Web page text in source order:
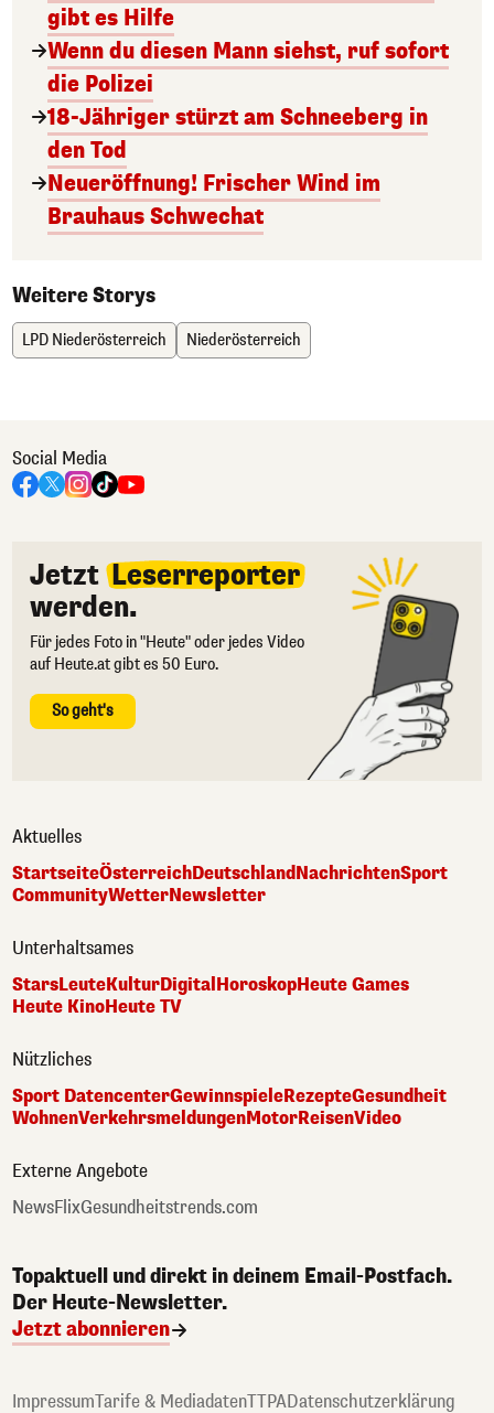
gibt es Hilfe
Wenn du diesen Mann siehst, ruf sofort
die Polizei
18-Jähriger stürzt am Schneeberg in
den Tod
Neueröffnung! Frischer Wind im
Brauhaus Schwechat
Weitere Storys
LPD Niederösterreich Niederösterreich
Social Media
Jetzt Leserreporter
werden.
Für jedes Foto in "Heute" oder jedes Video
auf Heute.at gibt es 50 Euro.
So geht's
Aktuelles
StartseiteÖsterreichDeutschlandNachrichtenSport
CommunityWetterNewsletter
Unterhaltsames
StarsLeuteKulturDigitalHoroskopHeute Games
Heute KinoHeute TV
Nützliches
Sport DatencenterGewinnspieleRezepteGesundheit
WohnenVerkehrsmeldungenMotorReisenVideo
Externe Angebote
NewsFlixGesundheitstrends.com
Topaktuell und direkt in deinem Email-Postfach.
Der Heute-Newsletter.
Jetzt abonnieren
ImpressumTarife & MediadatenTTPADatenschutzerklärung